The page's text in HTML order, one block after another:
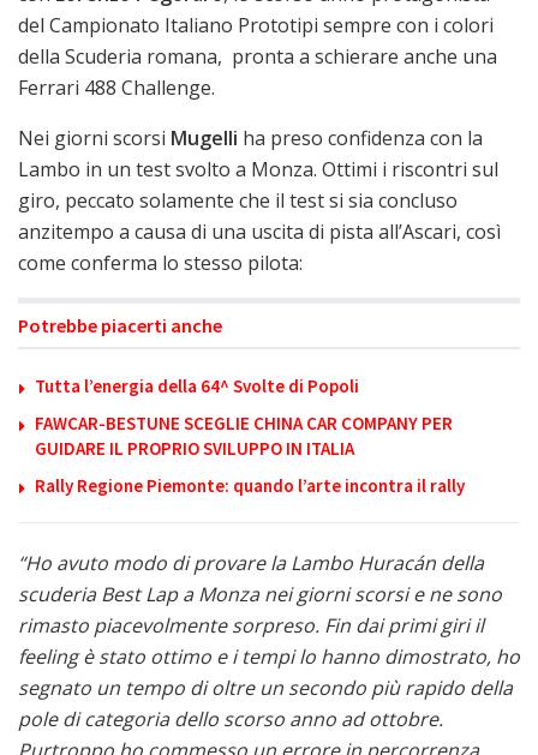
del Campionato Italiano Prototipi sempre con i colori
della Scuderia romana, pronta a schierare anche una
Ferrari 488 Challenge.
Nei giorni scorsi Mugelli ha preso confidenza con la
Lambo in un test svolto a Monza. Ottimi i riscontri sul
giro, peccato solamente che il test si sia concluso
anzitempo a causa di una uscita di pista all’Ascari, così
come conferma lo stesso pilota:
Potrebbe piacerti anche
Tutta l’energia della 64^ Svolte di Popoli
FAWCAR-BESTUNE SCEGLIE CHINA CAR COMPANY PER
GUIDARE IL PROPRIO SVILUPPO IN ITALIA
Rally Regione Piemonte: quando l’arte incontra il rally
“Ho avuto modo di provare la Lambo Huracán della
scuderia Best Lap a Monza nei giorni scorsi e ne sono
rimasto piacevolmente sorpreso. Fin dai primi giri il
feeling è stato ottimo e i tempi lo hanno dimostrato, ho
segnato un tempo di oltre un secondo più rapido della
pole di categoria dello scorso anno ad ottobre.